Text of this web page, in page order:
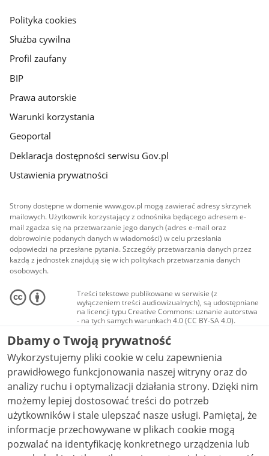
gov.pl
Polityka cookies
Służba cywilna
Profil zaufany
BIP
Prawa autorskie
Warunki korzystania
Geoportal
Deklaracja dostępności serwisu Gov.pl
Ustawienia prywatności
Strony dostępne w domenie www.gov.pl mogą zawierać adresy skrzynek
mailowych. Użytkownik korzystający z odnośnika będącego adresem e-
mail zgadza się na przetwarzanie jego danych (adres e-mail oraz
dobrowolnie podanych danych w wiadomości) w celu przesłania
odpowiedzi na przesłane pytania. Szczegóły przetwarzania danych przez
każdą z jednostek znajdują się w ich politykach przetwarzania danych
osobowych.
Treści tekstowe publikowane w serwisie (z
wyłączeniem treści audiowizualnych), są udostępniane
na licencji typu Creative Commons: uznanie autorstwa
- na tych samych warunkach 4.0 (CC BY-SA 4.0).
Materiały audiowizualne, w tym zdjęcia, materiały
audio i wideo, są udostępniane na licencji typu
Creative Commons: uznanie autorstwa użycie
niekomercyjne - bez utworów zależnych 4.0 (CC BY-
NC-ND 4.0), o ile nie jest to stwierdzone inaczej.
Dbamy o Twoją prywatność
Wykorzystujemy pliki cookie w celu zapewnienia
prawidłowego funkcjonowania naszej witryny oraz do
analizy ruchu i optymalizacji działania strony. Dzięki nim
możemy lepiej dostosować treści do potrzeb
użytkowników i stale ulepszać nasze usługi. Pamiętaj, że
informacje przechowywane w plikach cookie mogą
pozwalać na identyfikację konkretnego urządzenia lub